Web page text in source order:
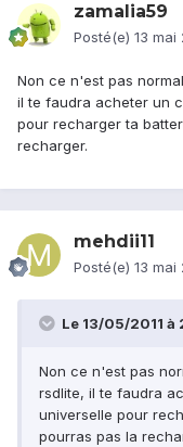
zamalia59
Posté(e) 13 mai
Non ce n'est pas
il te faudra acheter un
pour recharger ta
recharger.
mehdii11
Posté(e) 13 mai
Le 13/05/2011
Non ce n'est pas
rsdlite, il te faudra
universelle pour
pourras pas la